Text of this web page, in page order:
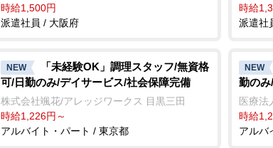
時給1,500円
派遣社員 / 大阪府
時給
派遣社
NEW
「未経験OK」調理スタッフ/無資格
可/日勤のみ/デイサービス/社会保障完備
株式会社颯花/アレッジワークス 目黒三田
時給1,226円～
アルバイト・パート / 東京都
NEW
勤の
医療法
時給
アルバ